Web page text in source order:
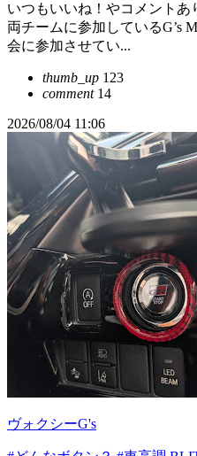
いつもいいね！やコメントあ
両チームに参加しているG’s
会に参加させてい...
thumb_up 123
comment14
2026/08/04 11:06
ヴォクシーG's